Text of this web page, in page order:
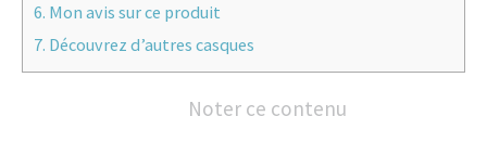
6. Mon avis sur ce produit
7. Découvrez d’autres casques
Noter ce contenu